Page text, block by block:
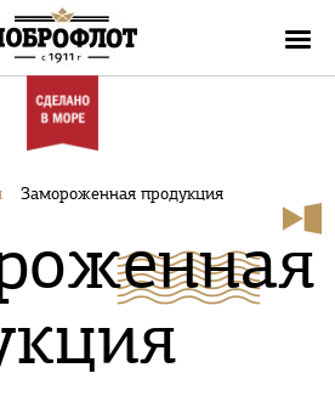
Замороженная продукция